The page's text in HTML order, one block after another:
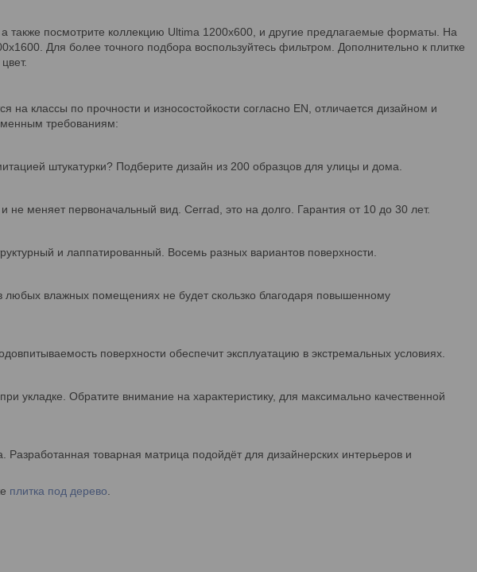
также посмотрите коллекцию Ultima 1200х600, и другие предлагаемые форматы. На
Для более точного подбора воспользуйтесь фильтром. Дополнительно к плитке
на классы по прочности и износостойкости согласно EN, отличается дизайном и
требованиям:
штукатурки? Подберите дизайн из 200 образцов для улицы и дома.
меняет первоначальный вид. Cerrad, это на долго. Гарантия от 10 до 30 лет.
и лаппатированный. Восемь разных вариантов поверхности.
любых влажных помещениях не будет скользко благодаря повышенному
поверхности обеспечит эксплуатацию в экстремальных условиях.
укладке. Обратите внимание на характеристику, для максимально качественной
товарная матрица подойдёт для дизайнерских интерьеров и
плитка под дерево